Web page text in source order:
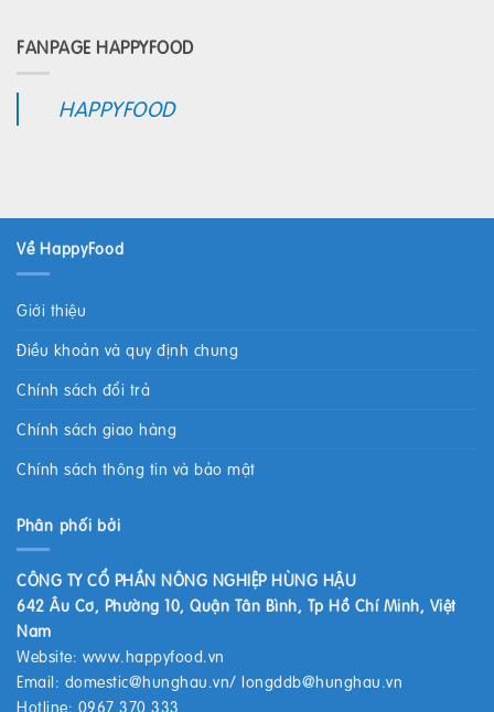
FANPAGE HAPPYFOOD
HAPPYFOOD
Về HappyFood
Giới thiệu
Điều khoản và quy định chung
Chính sách đổi trả
Chính sách giao hàng
Chính sách thông tin và bảo mật
Phân phối bởi
CÔNG TY CỔ PHẦN NÔNG NGHIỆP HÙNG HẬU
642 Âu Cơ, Phường 10, Quận Tân Bình, Tp Hồ Chí Minh, Việt
Nam
Website: www.happyfood.vn
Email: domestic@hunghau.vn/ longddb@hunghau.vn
Hotline: 0967 370 333